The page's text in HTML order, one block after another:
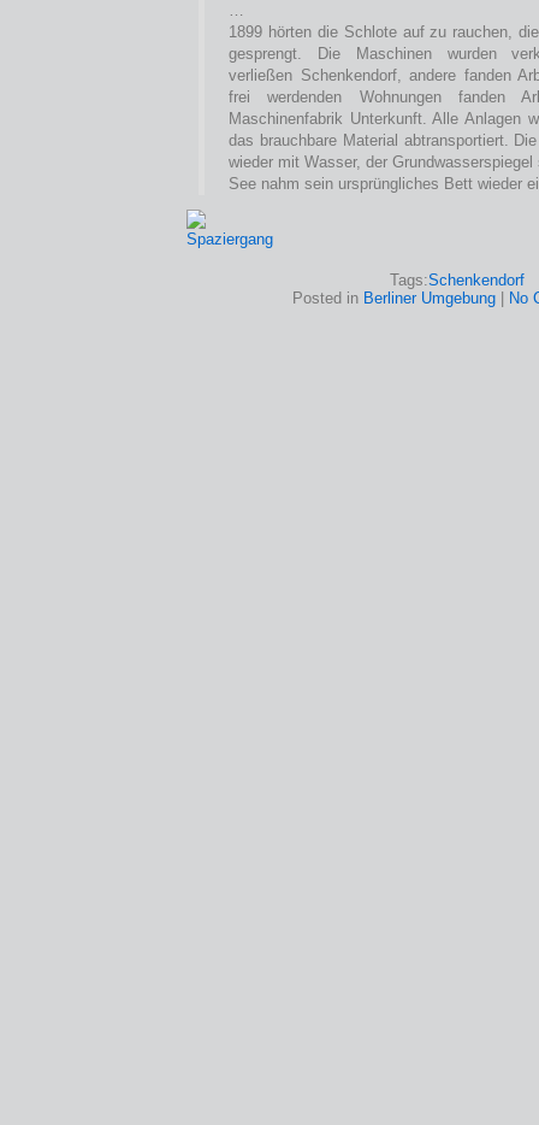
…
1899 hörten die Schlote auf zu rauchen,
gesprengt. Die Maschinen wurden
verließen Schenkendorf, andere fanden
frei werdenden Wohnungen fanden
Maschinenfabrik Unterkunft. Alle Anlagen
das brauchbare Material abtransportiert.
wieder mit Wasser, der
See nahm sein ursprüngliches Bett wieder
Tags:Schenkendorf
Posted in Berliner Umgebung No